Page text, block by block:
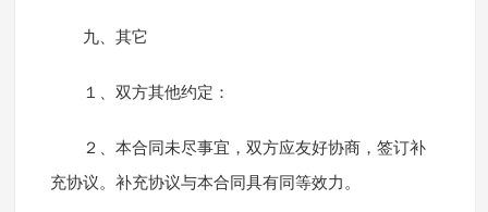
九、其它
１、双方其他约定：
２、本合同未尽事宜，双方应友好协商，签订补
充协议。补充协议与本合同具有同等效力。